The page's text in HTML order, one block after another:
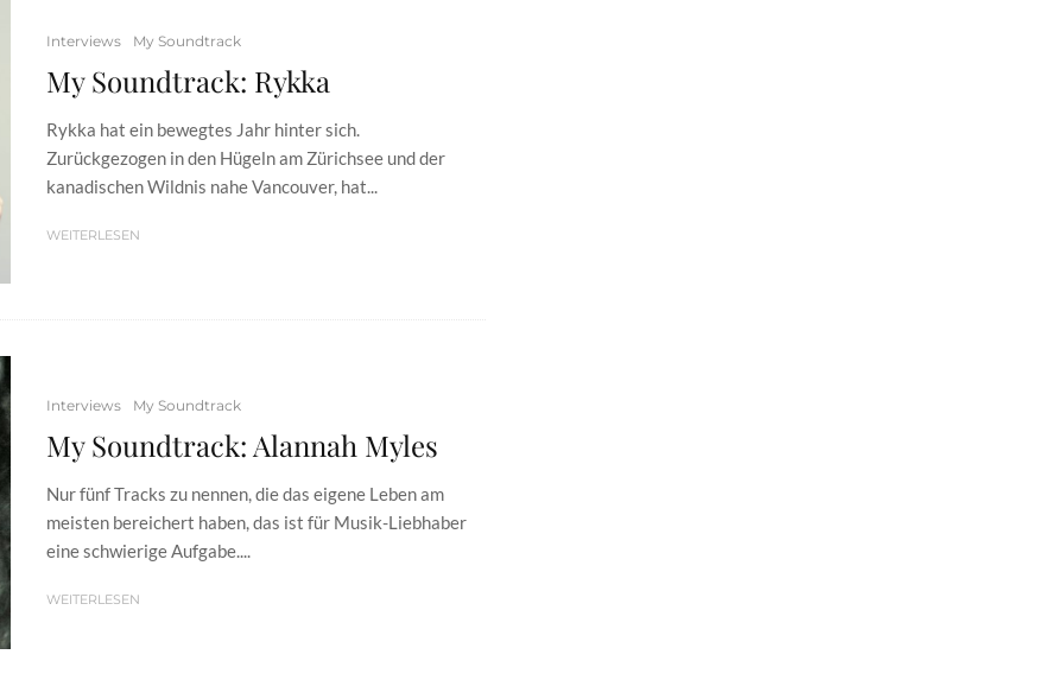
Interviews My Soundtrack
My Soundtrack: Rykka
Rykka hat ein bewegtes Jahr hinter sich.
Zurückgezogen in den Hügeln am Zürichsee und der
kanadischen Wildnis nahe Vancouver, hat...
WEITERLESEN
Interviews My Soundtrack
My Soundtrack: Alannah Myles
Nur fünf Tracks zu nennen, die das eigene Leben am
meisten bereichert haben, das ist für Musik-Liebhaber
eine schwierige Aufgabe....
WEITERLESEN